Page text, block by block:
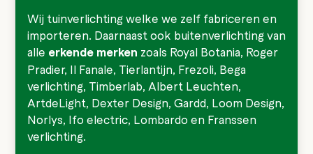
Wij tuinverlichting welke we zelf fabriceren en
importeren. Daarnaast ook buitenverlichting van
alle erkende merken zoals Royal Botania, Roger
Pradier, Il Fanale, Tierlantijn, Frezoli, Bega
verlichting, Timberlab, Albert Leuchten,
ArtdeLight, Dexter Design, Gardd, Loom Design,
Norlys, Ifo electric, Lombardo en Franssen
verlichting.